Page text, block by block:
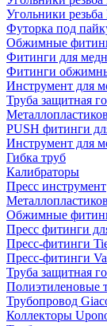
Угольники
Футорка под
Обжимные
Фитинги для
Фитинги
Инструмент для
Труба защитная
PUSH фитинги
Инструмент для
Гибка труб
Калибраторы
Пресс инструмент
Обжимные
Пресс фитинги
Пресс-фитинги
Пресс-фитинги
Труба защитная
Полиэтиленовые
Трубопровод
Коллекторы